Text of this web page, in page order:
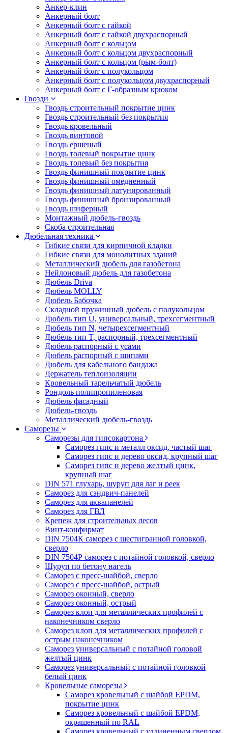
Анкер-клин
Анкерный болт
Анкерный болт с гайкой
Анкерный болт с гайкой двухраспорный
Анкерный болт с кольцом
Анкерный болт с кольцом двухраспорный
Анкерный болт с кольцом (рым-болт)
Анкерный болт с полукольцом
Анкерный болт с полукольцом двухраспорный
Анкерный болт с Г-образным крюком
Гвозди
Гвоздь строительный покрытие цинк
Гвоздь строительный без покрытия
Гвоздь кровельный
Гвоздь винтовой
Гвоздь ершеный
Гвоздь толевый покрытие цинк
Гвоздь толевый без покрытия
Гвоздь финишный покрытие цинк
Гвоздь финишный омедненный
Гвоздь финишный латунированный
Гвоздь финишный бронзированный
Гвоздь шиферный
Монтажный дюбель-гвоздь
Скоба строительная
Дюбельная техника
Гибкие связи для кирпичной кладки
Гибкие связи для монолитных зданий
Металлический дюбель для газобетона
Нейлоновый дюбель для газобетона
Дюбель Driva
Дюбель MOLLY
Дюбель Бабочка
Складной пружинный дюбель с полукольцом
Дюбель тип U, универсальный, трехсегментный
Дюбель тип N, четырехсегментный
Дюбель тип T, распорный, трехсегментный
Дюбель распорный с усами
Дюбель распорный с шипами
Дюбель для кабельного бандажа
Держатель теплоизоляции
Кровельный тарельчатый дюбель
Рондоль полипропиленовая
Дюбель фасадный
Дюбель-гвоздь
Металлический дюбель-гвоздь
Саморезы
Саморезы для гипсокартона
Саморез гипс и металл оксид, частый шаг
Саморез гипс и дерево оксид, крупный шаг
Саморез гипс и дерево желтый цинк,
крупный шаг
DIN 571 глухарь, шуруп для лаг и реек
Саморез для сэндвич-панелей
Саморез для аквапанелей
Саморез для ГВЛ
Крепеж для строительных лесов
Винт-конфирмат
DIN 7504К саморез с шестигранной головкой,
сверло
DIN 7504Р саморез с потайной головкой, сверло
Шуруп по бетону нагель
Саморез с пресс-шайбой, сверло
Саморез с пресс-шайбой, острый
Саморез оконный, сверло
Саморез оконный, острый
Саморез клоп для металлических профилей с
наконечником сверло
Саморез клоп для металлических профилей с
острым наконечником
Саморез универсальный с потайной головой
желтый цинк
Саморез универсальный с потайной головкой
белый цинк
Кровельные саморезы
Саморез кровельный с шайбой EPDM,
покрытие цинк
Саморез кровельный с шайбой EPDM,
окрашенный по RAL
Саморез кровельный с удлиненным сверлом